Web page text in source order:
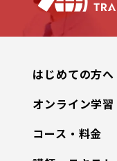
はじめての方へ
オンライン学習
コース・料金